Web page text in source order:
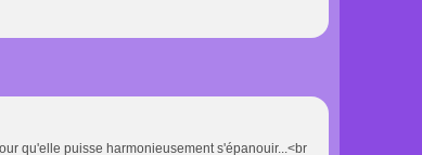
qu'elle puisse harmonieusement s'épanouir...<br